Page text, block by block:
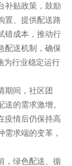
补贴政策，鼓励
置、提供配送路
错成本，推动行
配送机制，确保
为行业稳定运行
期间，社区团
的需求激增。
疫情后仍保持高
求端的变革，
，绿色配送、循